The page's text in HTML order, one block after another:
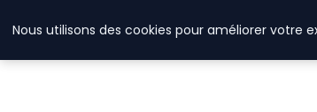
Nous utilisons des cookies pour améliorer votre